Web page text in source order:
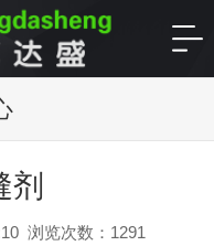
剂
浏览次数： 1291